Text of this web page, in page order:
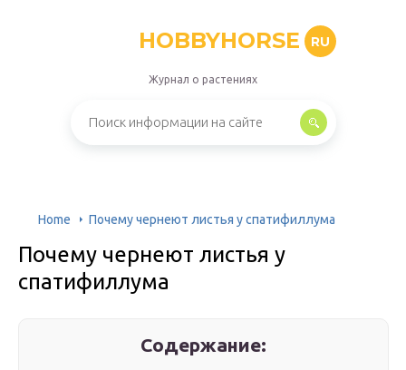
HOBBYHORSE RU
Журнал о растениях
Home Почему чернеют листья у спатифиллума
Почему чернеют листья у
спатифиллума
Содержание: